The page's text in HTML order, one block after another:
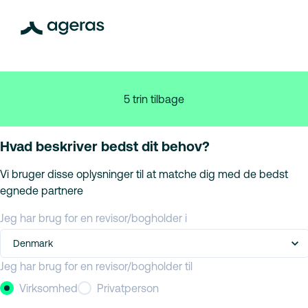
5 trin tilbage
Hvad beskriver bedst dit behov?
Vi bruger disse oplysninger til at matche dig med de bedst
egnede partnere
Jeg har brug for en revisor/bogholder i
Denmark
Jeg har brug for en revisor/bogholder til
Virksomhed
Privatperson